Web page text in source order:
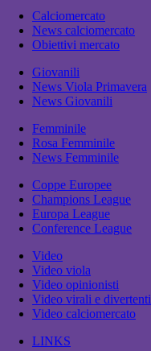
Calciomercato
News calciomercato
Obiettivi mercato
Giovanili
News Viola Primavera
News Giovanili
Femminile
Rosa Femminile
News Femminile
Coppe Europee
Champions League
Europa League
Conference League
Video
Video viola
Video opinionisti
Video virali e divertenti
Video calciomercato
LINKS